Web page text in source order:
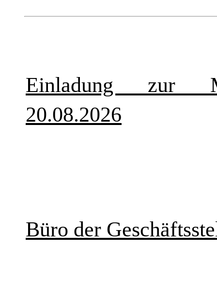
Einladung zur
20.08.2026
Büro der